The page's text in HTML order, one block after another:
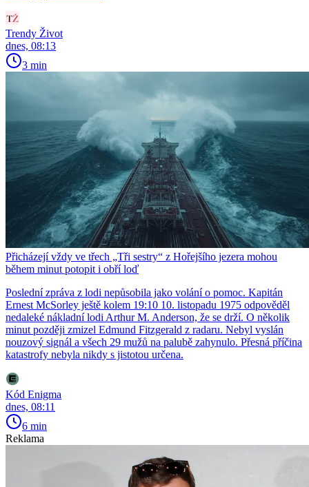
Trendy Život
dnes, 08:13
3 min
Přicházejí vždy ve třech „Tři sestry“ z Hořejšího jezera mohou
během minut potopit i obří loď
Poslední zpráva z lodi nepůsobila jako volání o pomoc. Kapitán
Ernest McSorley ještě kolem 19:10 10. listopadu 1975 odpověděl
nedaleké nákladní lodi Arthur M. Anderson, že se drží. O několik
minut později zmizel Edmund Fitzgerald z radaru. Nebyl vyslán
nouzový signál a všech 29 mužů na palubě zahynulo. Přesná příčina
katastrofy nebyla nikdy s jistotou určena.
Kód Enigma
dnes, 08:11
6 min
Reklama